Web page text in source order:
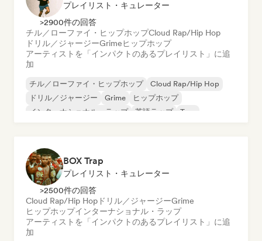
プレイリスト・キュレーター
>2900件の回答
チル／ローファイ・ヒップホップCloud Rap/Hip Hop
ドリル／ジャージーGrimeヒップホップ
アーティストを「インパクトのあるプレイリスト」に追
加
チル／ローファイ・ヒップホップ
Cloud Rap/Hip Hop
ドリル／ジャージー
Grime
ヒップホップ
インターナショナル・ラップ
英語ラップ Trap
BOX Trap
プレイリスト・キュレーター
>2500件の回答
Cloud Rap/Hip Hop ドリル／ジャージーGrime
ヒップホップインターナショナル・ラップ
アーティストを「インパクトのあるプレイリスト」に追
加